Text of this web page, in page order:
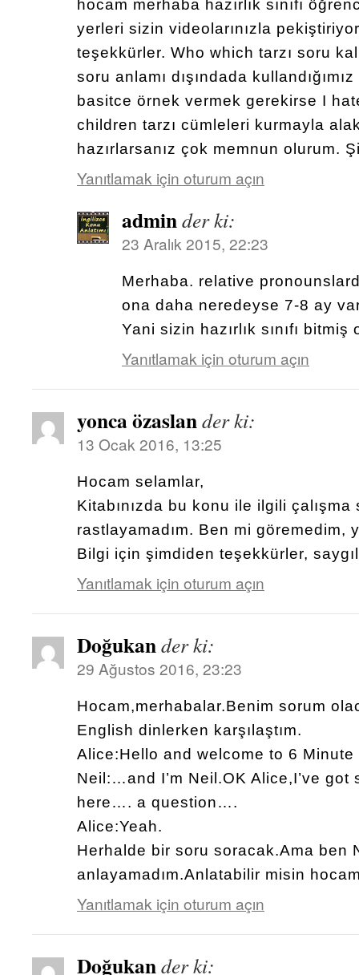
hocam merhaba hazırlık sınıfı
yerleri sizin videolarınızla
teşekkürler. Who which tarzı soru
soru anlamı dışındada
basitce örnek vermek gerekirse I
children tarzı cümleleri kurmayla
hazırlarsanız çok memnun olurum.
Yanıtlamak için oturum açın
adminder ki:
23 Aralık 2015, 22:23
Merhaba. relative
ona daha neredeyse 7-8 ay
Yani sizin hazırlık sınıfı
Yanıtlamak için oturum açın
yonca özaslander ki:
13 Ocak 2016, 13:25
Hocam selamlar,
Kitabınızda bu konu ile ilgili çalışma
rastlayamadım. Ben mi göremedim,
Bilgi için şimdiden teşekkürler,
Yanıtlamak için oturum açın
Doğukander ki:
29 Ağustos 2016, 23:23
Hocam,merhabalar.Benim sorum
English dinlerken karşılaştım.
Alice:Hello and welcome to 6
Neil:…and I’m Neil.OK Alice,I’ve got
here…. a question….
Alice:Yeah.
Herhalde bir soru soracak.Ama ben
anlayamadım.Anlatabilir misin
Yanıtlamak için oturum açın
Doğukander ki: